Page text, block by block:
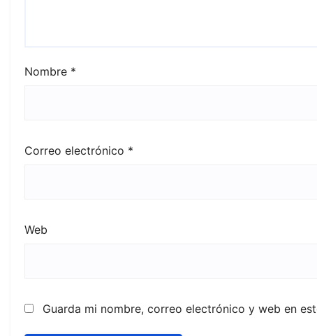
Nombre *
Correo electrónico *
Web
Guarda mi nombre, correo electrónico y web en